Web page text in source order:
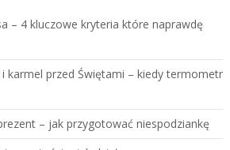
– 4 kluczowe kryteria które naprawdę
karmel przed Świętami – kiedy termometr
– jak przygotować niespodziankę